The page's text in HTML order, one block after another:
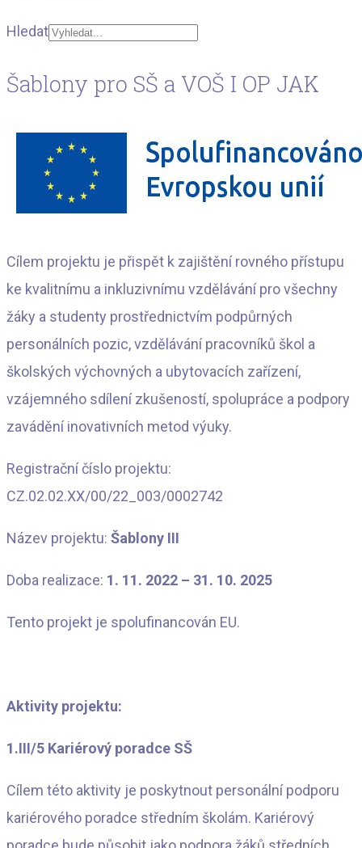
Hledat
characters for results.
Šablony pro SŠ a VOŠ I OP JAK
Cílem projektu je přispět k zajištění rovného přístupu
ke kvalitnímu a inkluzivnímu vzdělávání pro všechny
žáky a studenty prostřednictvím podpůrných
personálních pozic, vzdělávání pracovníků škol a
školských výchovných a ubytovacích zařízení,
vzájemného sdílení zkušeností, spolupráce a podpory
zavádění inovativních metod výuky.
Registrační číslo projektu:
CZ.02.02.XX/00/22_003/0002742
Název projektu: Šablony III
Doba realizace: 1. 11. 2022 – 31. 10. 2025
Tento projekt je spolufinancován EU.
Aktivity projektu:
1.III/5 Kariérový poradce SŠ
Cílem této aktivity je poskytnout personální podporu
kariérového poradce středním školám. Kariérový